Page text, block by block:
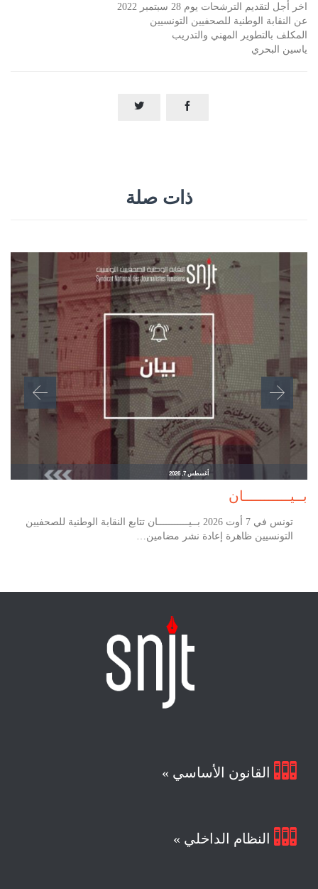
اخر أجل لتقديم الترشحات يوم 28 سبتمبر 2022
عن النقابة الوطنية للصحفيين التونسيين
المكلف بالتطوير المهني والتدريب
ياسين البحري


ذات صلة
أغسطس 7, 2026
بــيـــــــــــان
تونس في 7 أوت 2026 بــيـــــــــــان تتابع النقابة الوطنية للصحفيين
التونسيين ظاهرة إعادة نشر مضامين…
 القانون الأساسي »
 النظام الداخلي »